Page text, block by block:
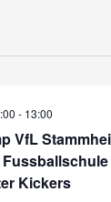
VfL
Kickers
- 13:00